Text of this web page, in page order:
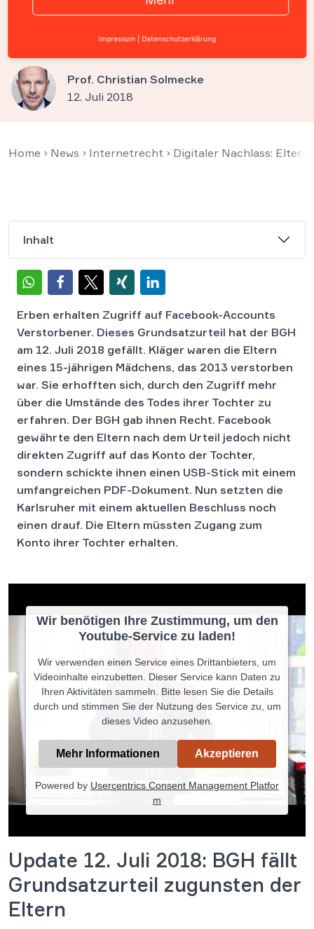
Facebook-Konto ihrer toten
Prof. Christian Solmecke
12. Juli 2018
Home › News › Internetrecht › Digitaler Nachlass:
Inhalt
Erben erhalten Zugriff auf Facebook-Accounts
Verstorbener. Dieses Grundsatzurteil hat der BGH
am 12. Juli 2018 gefällt. Kläger waren die Eltern
eines 15-jährigen Mädchens, das 2013 verstorben
war. Sie erhofften sich, durch den Zugriff mehr
über die Umstände des Todes ihrer Tochter zu
erfahren. Der BGH gab ihnen Recht. Facebook
gewährte den Eltern nach dem Urteil jedoch nicht
direkten Zugriff auf das Konto der Tochter,
sondern schickte ihnen einen USB-Stick mit einem
umfangreichen PDF-Dokument. Nun setzten die
Karlsruher mit einem aktuellen Beschluss noch
einen drauf. Die Eltern müssten Zugang zum
Konto ihrer Tochter erhalten.
Wir benötigen Ihre Zustimmung, um den
Youtube-Service zu laden!
Wir verwenden einen Service eines Drittanbieters, um
Videoinhalte einzubetten. Dieser Service kann Daten zu
Ihren Aktivitäten sammeln. Bitte lesen Sie die Details
durch und stimmen Sie der Nutzung des Service zu, um
dieses Video anzusehen.
Mehr Informationen Akzeptieren
Powered by Usercentrics Consent Management Platfor
m
Update 12. Juli 2018: BGH fällt
Grundsatzurteil zugunsten der
Eltern
Impressum Datenschutzerklärung